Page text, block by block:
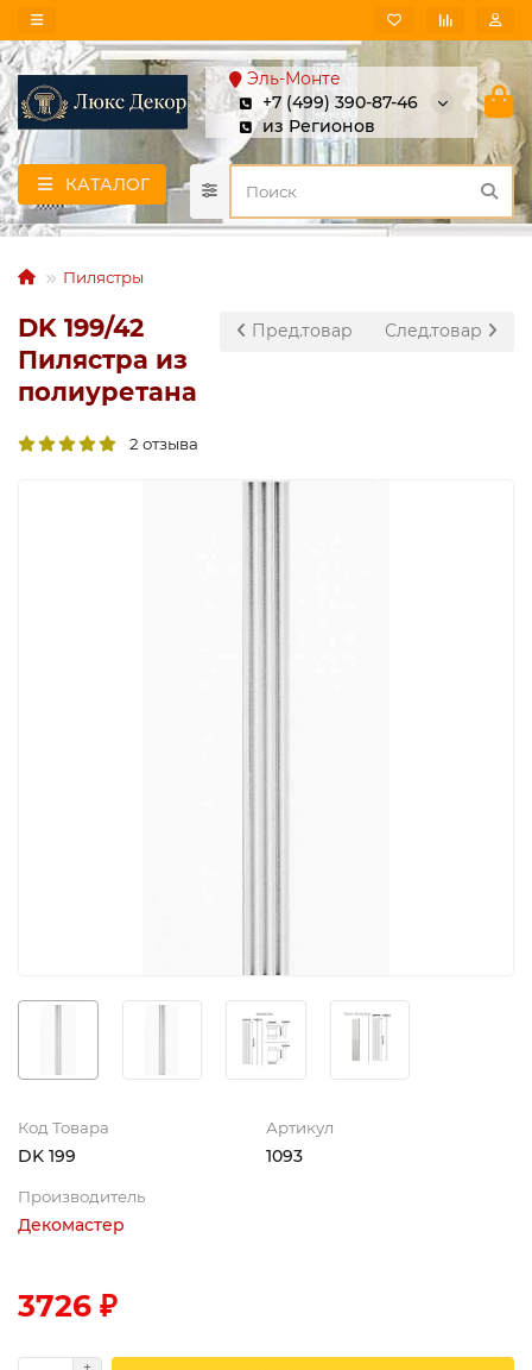
Эль-Монте
+7 (499) 390-87-46
из Регионов
КАТАЛОГ
Пилястры
Пред.товар След.товар
DK 199/42
Пилястра из
полиуретана
2 отзыва
Код Товара
DK 199
Артикул
1093
Производитель
Декомастер
3726 ₽